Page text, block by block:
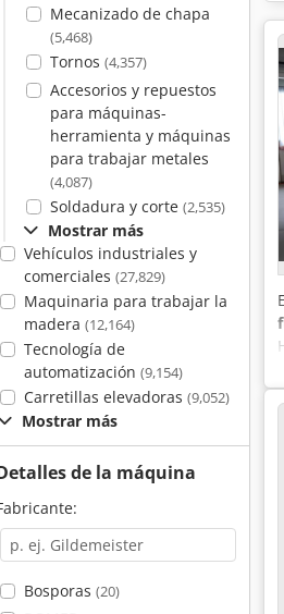
Mecanizado de chapa
(5,468)
Tornos (4,357)
Accesorios y repuestos
para máquinas-
herramienta y máquinas
para trabajar metales
(4,087)
Soldadura y corte (2,535)
Mostrar más
Vehículos industriales y
comerciales (27,829)
Maquinaria para trabajar la
madera (12,164)
Tecnología de
automatización (9,154)
Carretillas elevadoras (9,052)
Mostrar más
de la máquina
Bosporas (20)